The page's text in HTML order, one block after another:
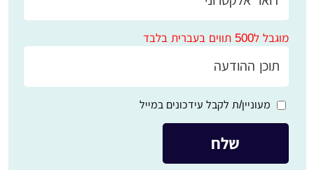
מוגבל ל500 תווים בעברית בלבד
מעוניין/ת לקבל עידכונים במייל